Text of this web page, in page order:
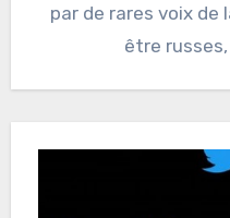
par de rares voix de
être